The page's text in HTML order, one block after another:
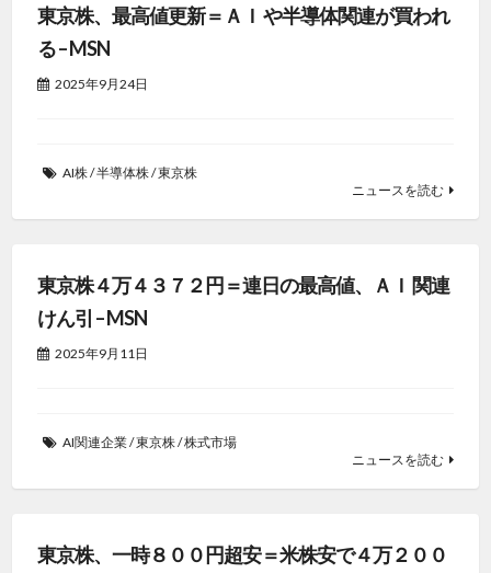
東京株、最高値更新＝ＡＩ や半導体関連が買われ
る – MSN
2025年9月24日
AI株/半導体株/東京株
ニュースを読む
東京株４万４３７２円＝連日の最高値、ＡＩ 関連
けん引 – MSN
2025年9月11日
AI関連企業/東京株/株式市場
ニュースを読む
東京株、一時８００円超安＝米株安で４万２００